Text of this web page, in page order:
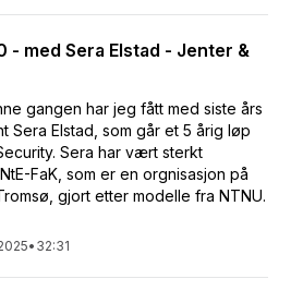
- med Sera Elstad - Jenter &
gangen har jeg fått med siste års
Sera Elstad, som går et 5 årig løp
Sera har vært sterkt
FaK, som er en orgnisasjon på
gjort etter modelle fra NTNU.
• 32:31